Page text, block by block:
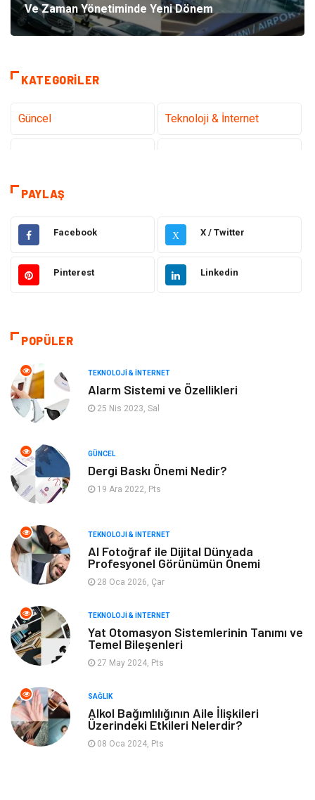
Ve Zaman Yönetiminde Yeni Dönem
KATEGORILER
Güncel Teknoloji & İnternet
Kamera Sistemleri
Elektrik & Elektronik Gıda
Güzellik & Bakım Otomotiv
Tatil
Bilgisayar & Yazılım Genel Kültür
Mobilya
Turizm
Plaka Tanıma Sistemleri Hediyelik Eşya
Tarım & Hayvancılık Moda
PAYLAŞ
Facebook X X / Twitter
Pinterest Linkedin
POPÜLER
TEKNOLOJI & İNTERNET
Alarm Sistemi ve Özellikleri
25 Nis 2023, Sal
GÜNCEL
Dergi Baskı Önemi Nedir?
19 Ara 2022, Pts
TEKNOLOJI & İNTERNET
AI Fotoğraf ile Dijital Dünyada
Profesyonel Görünümün Önemi
28 Oca 2026, Çar
TEKNOLOJI & İNTERNET
Yat Otomasyon Sistemlerinin Tanımı ve
Temel Bileşenleri
27 May 2024, Pts
SAĞLIK
Alkol Bağımlılığının Aile İlişkileri
Üzerindeki Etkileri Nelerdir?
08 Oca 2024, Pts